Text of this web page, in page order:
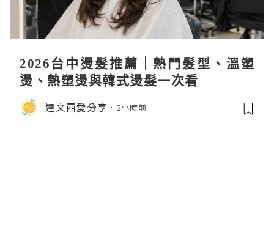
2026台中燙髮推薦｜熱門髮型、溫塑
燙、熱塑燙與韓式燙髮一次看
達文西愛分享 2小時前